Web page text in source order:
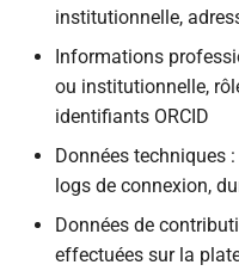
institutionnelle,
Informations
ou institutionnelle,
identifiants ORCID
Données techniques
logs de connexion,
Données de
effectuées sur la